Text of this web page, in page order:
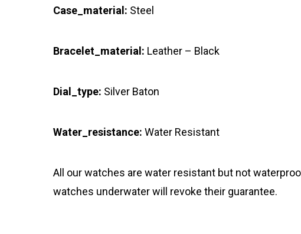
Case_material: Steel
Bracelet_material: Leather – Black
Dial_type: Silver Baton
Water_resistance: Water Resistant
All our watches are water resistant but not
watches underwater will revoke their guarantee.